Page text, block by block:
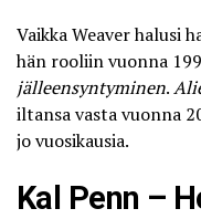
Vaikka Weaver halusi
hän rooliin vuonna
jälleensyntyminen.
iltansa vasta vuonna
jo vuosikausia.
Kal Penn –